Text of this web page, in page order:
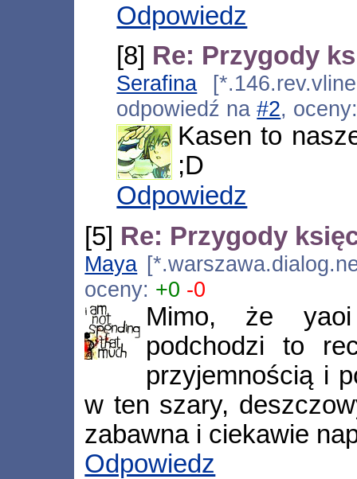
Odpowiedz
[8] Re: Przygody
Serafina
odpowiedź na#2,
Kasen to
;D
Odpowiedz
[5] Re: Przygody
Maya
oceny: +0 -0
Mimo, że
podchodzi to
przyjemnością i
w ten szary,
zabawna i ciekawie
Odpowiedz